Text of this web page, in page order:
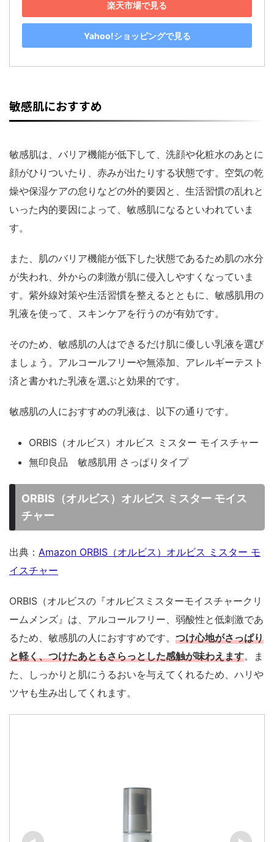
楽天市場で見る
Yahoo!ショッピングで見る
敏感肌におすすめ
敏感肌は、バリア機能が低下して、洗顔や化粧水のあとに
顔がひりついたり、赤みが出たりする状態です。空気の乾
燥や保湿ケアの怠りなどの外的要因と、生活習慣の乱れと
いった内的要因によって、敏感肌になるといわれていま
す。
また、肌のバリア機能が低下した状態であるため肌の水分
が失われ、外からの刺激が肌に侵入しやすくなっていま
す。紫外線対策や生活習慣を整えるとともに、敏感肌用の
乳液を使って、スキンケアを行うのが有効です。
そのため、敏感肌の人はできるだけ肌に優しい乳液を選び
ましょう。アルコールフリーや無添加、アレルギーテスト
済と書かれた乳液を選ぶと効果的です。
敏感肌の人におすすめの乳液は、以下の通りです。
ORBIS（オルビス）オルビス ミスター モイスチャー
無印良品 敏感肌用 さっぱりタイプ
ORBIS（オルビス）オルビス ミスター モイス
チャー
出典： Amazon ORBIS（オルビス）オルビス ミスター モ
イスチャー
ORBIS（オルビスの『オルビスミスターモイスチャークリ
ームメンズ』は、アルコールフリー、弱酸性と低刺激であ
るため、敏感肌の人におすすめです。 つけ心地がさっぱり
と軽く、つけたあともさらっとした感触が味わえます。ま
た、しっかりと肌にうるおいを与えてくれるため、ハリや
ツヤも生み出してくれます。